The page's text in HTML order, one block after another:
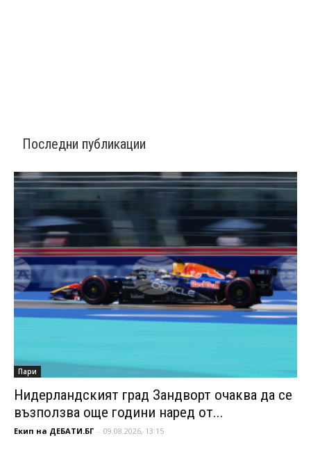
Последни публикации
Пари
Нидерландският град Зандворт очаква да се
възползва още години наред от...
Екип на ДЕБАТИ.БГ - 09.08.2026, 13:15